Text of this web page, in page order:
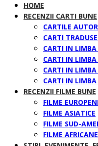
HOME
RECENZII CARTI BUNE
CARTILE
CARTI
CARTI IN LIMBA
CARTI IN LIMBA
CARTI IN
CARTI IN
RECENZII FILME BUNE
FILME
FILME ASIATICE
FILME SUD-
FILME AFRICANE